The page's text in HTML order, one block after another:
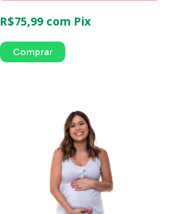
R$75,99 com Pix
Comprar